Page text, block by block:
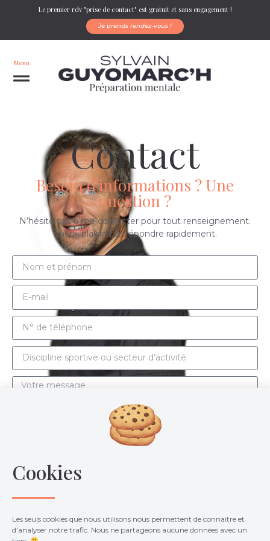
Le premier rdv "prise de contact" est gratuit et sans engagement !
Je prends rendez-vous !
Menu
Contact
Besoin d'informations ? Une
question ?
N’hésite pas à me contacter pour tout renseignement.
J’aurai plaisir à te répondre rapidement.
Envoyer
Cookies
Les seuls cookies que nous utilisons nous permettent de connaitre et
d’analyser notre trafic. Nous ne partageons aucune données avec un